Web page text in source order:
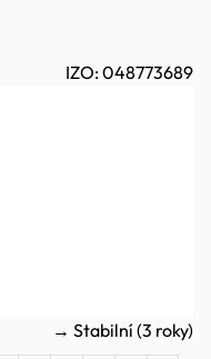
IZO: 048773689
→ Stabilní (3 roky)